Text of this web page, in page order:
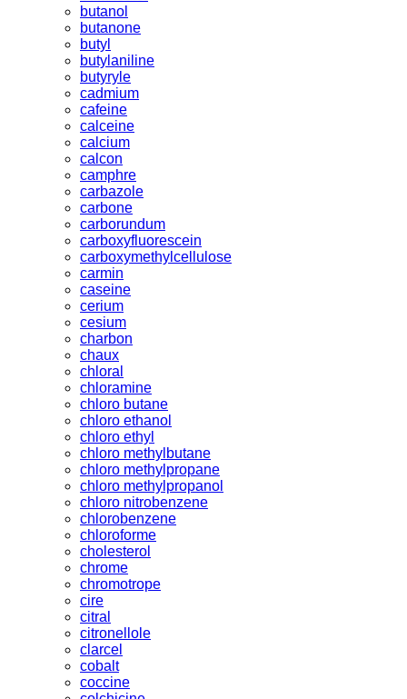
butanol
butanone
butyl
butylaniline
butyryle
cadmium
cafeine
calceine
calcium
calcon
camphre
carbazole
carbone
carborundum
carboxyfluorescein
carboxymethylcellulose
carmin
caseine
cerium
cesium
charbon
chaux
chloral
chloramine
chloro butane
chloro ethanol
chloro ethyl
chloro methylbutane
chloro methylpropane
chloro methylpropanol
chloro nitrobenzene
chlorobenzene
chloroforme
cholesterol
chrome
chromotrope
cire
citral
citronellole
clarcel
cobalt
coccine